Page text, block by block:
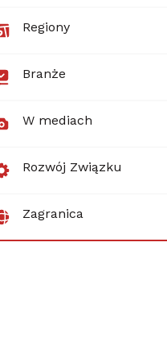
Regiony
Branże
W mediach
Rozwój Związku
Zagranica